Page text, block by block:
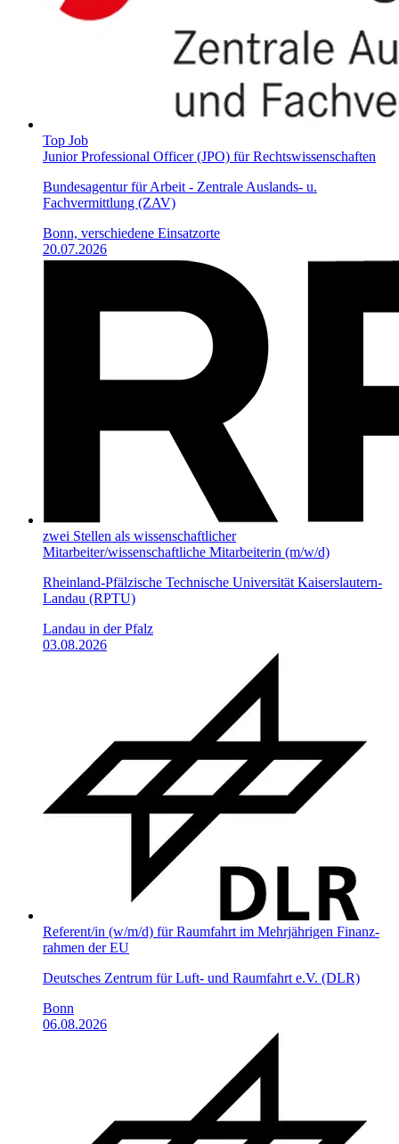
Top Job
Junior Professional Officer (JPO) für Rechtswissenschaften
Bundesagentur für Arbeit - Zentrale Auslands- u.
Fachvermittlung (ZAV)
Bonn, verschiedene Einsatzorte
20.07.2026
zwei Stellen als wissenschaftlicher
Mitarbeiter/wissenschaftliche Mitarbeiterin (m/w/d)
Rheinland-Pfälzische Technische Universität Kaiserslautern-
Landau (RPTU)
Landau in der Pfalz
03.08.2026
Referent/in (w/m/d) für Raumfahrt im Mehrjährigen Finanz­
rahmen der EU
Deutsches Zentrum für Luft- und Raumfahrt e.V. (DLR)
Bonn
06.08.2026